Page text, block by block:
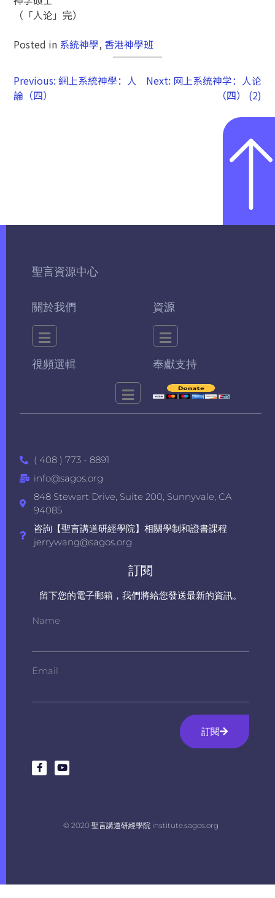
（「人论」完）
Posted in 系統神學, 香港神學班
Previous: 網上系統神學：人
論（四）
Next: 网上系统神学：人论
（四） (2)
聖言資源中心
關於我們 資源
視頻選輯 奉獻支持
( 408 ) 773 - 8891
info@sagos.org
848 Stewart Drive, Suite 200, Sunnyvale, CA
94085
咨詢【聖言講道研經學院】相關學制和證書課程
jerrywang@sagos.org
訂閱
留下您的電子郵箱，我們將給您發送最新的資訊。
Name
Email
訂閱
© 2020 聖言講道研經學院 institute.sagos.org